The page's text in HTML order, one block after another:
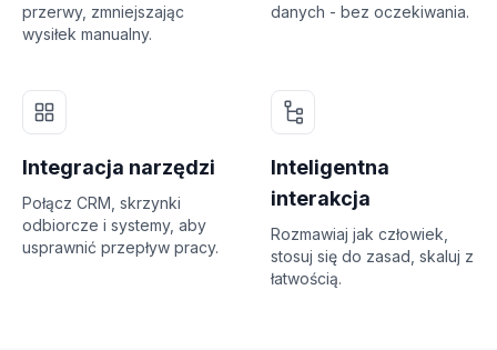
przerwy, zmniejszając
wysiłek manualny.
danych - bez oczekiwania.
Integracja narzędzi
Połącz CRM, skrzynki
odbiorcze i systemy, aby
usprawnić przepływ pracy.
Inteligentna
interakcja
Rozmawiaj jak człowiek,
stosuj się do zasad, skaluj z
łatwością.